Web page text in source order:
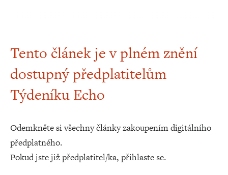
Tento článek je v plném znění
dostupný předplatitelům
Týdeníku Echo
Odemkněte si všechny články zakoupením digitálního
předplatného.
Pokud jste již předplatitel/ka, přihlaste se.